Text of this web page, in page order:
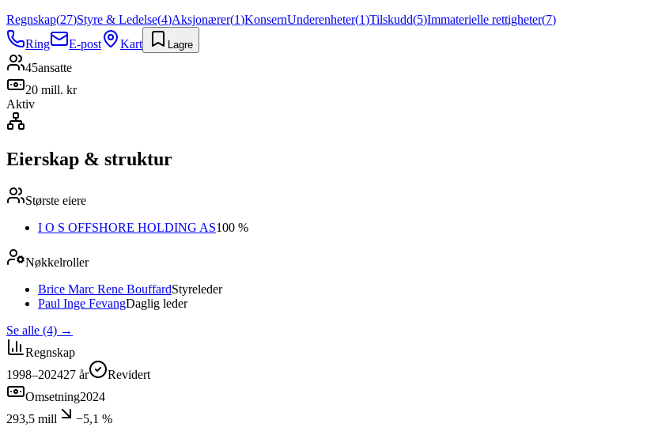
Regnskap(27)Styre & Ledelse(4)Aksjonærer(1)KonsernUnderenheter(1)Tilskudd(5)Immaterielle rettigheter(7)
Ring
E-post Kart Lagre
45ansatte
20 mill. kr
Aktiv
Eierskap & struktur
Største eiere
I O S OFFSHORE HOLDING AS100 %
Nøkkelroller
Brice Marc Rene BouffardStyreleder
Paul Inge FevangDaglig leder
Se alle (4) →
Regnskap
1998–202427 år
Revidert
Omsetning2024
293,5 mill
−5,1 %